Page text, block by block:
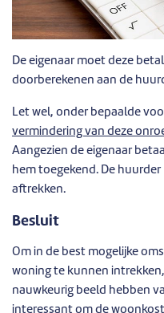
De eigenaar moet deze
doorberekenen aan de
Let wel, onder bepaalde
vermindering van deze
Aangezien de eigenaar
hem toegekend. De
aftrekken.
Besluit
Om in de best mogelijke
woning te kunnen
nauwkeurig beeld hebben
interessant om de